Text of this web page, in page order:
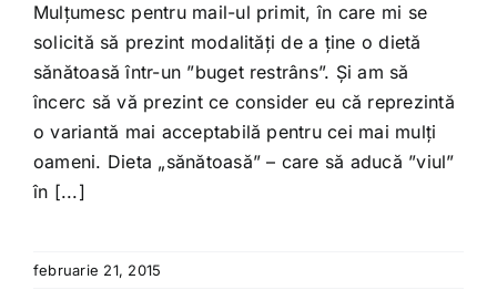
Mulțumesc pentru mail-ul primit, în care mi se
solicită să prezint modalități de a ține o dietă
sănătoasă într-un ”buget restrâns”. Și am să
încerc să vă prezint ce consider eu că reprezintă
o variantă mai acceptabilă pentru cei mai mulți
oameni. Dieta „sănătoasă” – care să aducă ”viul”
în [...]
februarie 21, 2015